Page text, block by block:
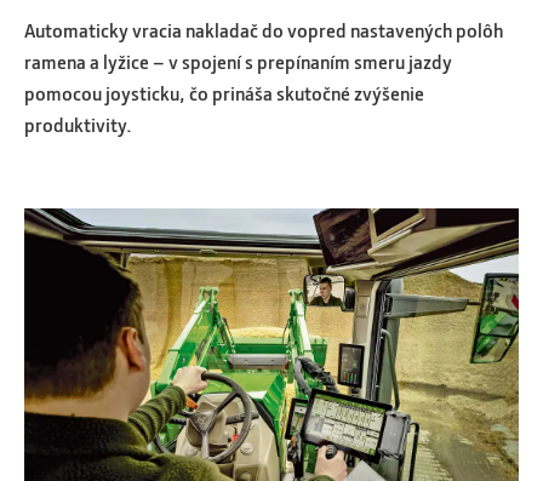
Automaticky vracia nakladač do vopred nastavených polôh
ramena a lyžice – v spojení s prepínaním smeru jazdy
pomocou joysticku, čo prináša skutočné zvýšenie
produktivity.